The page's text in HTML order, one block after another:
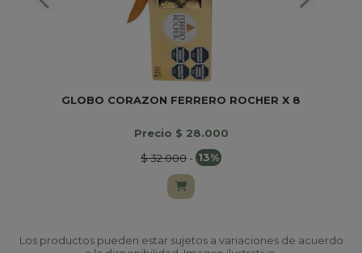
GLOBO CORAZON FERRERO ROCHER X 8
Precio $ 28.000
$ 32.000- 13%
Los productos pueden estar sujetos a variaciones de acuerdo